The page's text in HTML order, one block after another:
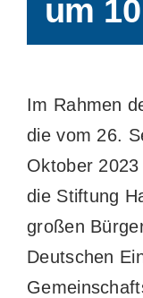
um
Im Rahmen
die vom 26.
Oktober
die Stiftung
großen
Deutschen